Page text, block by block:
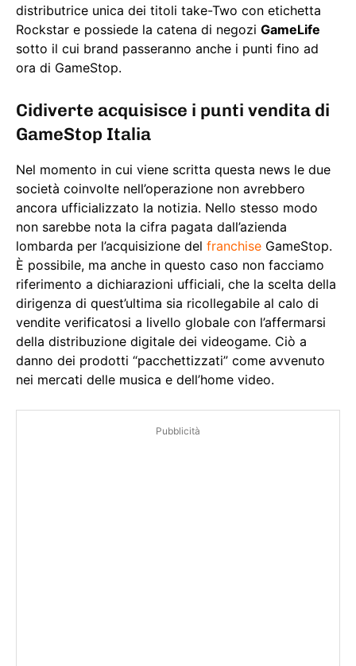
distributrice unica dei titoli take-Two con etichetta
Rockstar e possiede la catena di negozi GameLife
sotto il cui brand passeranno anche i punti fino ad
ora di GameStop.
Cidiverte acquisisce i punti vendita di
GameStop Italia
Nel momento in cui viene scritta questa news le due
società coinvolte nell’operazione non avrebbero
ancora ufficializzato la notizia. Nello stesso modo
non sarebbe nota la cifra pagata dall’azienda
lombarda per l’acquisizione del franchise GameStop.
È possibile, ma anche in questo caso non facciamo
riferimento a dichiarazioni ufficiali, che la scelta della
dirigenza di quest’ultima sia ricollegabile al calo di
vendite verificatosi a livello globale con l’affermarsi
della distribuzione digitale dei videogame. Ciò a
danno dei prodotti “pacchettizzati” come avvenuto
nei mercati delle musica e dell’home video.
Pubblicità